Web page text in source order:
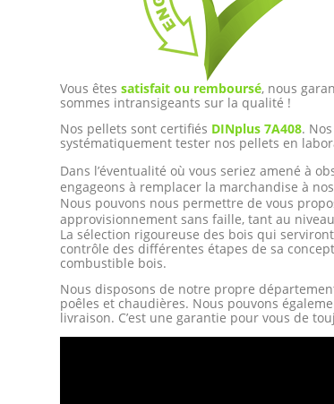
Vous êtes satisfait ou remboursé, nous
sommes intransigeants sur la qualité !
Nos pellets sont certifiés DINplus 7A408.
systématiquement tester nos pellets en
Dans l’éventualité où vous seriez amené à
engageons à remplacer la marchandise à
Nous pouvons nous permettre de vous
approvisionnement sans faille, tant au
La sélection rigoureuse des bois qui
contrôle des différentes étapes de sa
combustible bois.
Nous disposons de notre propre
poêles et chaudières. Nous pouvons
livraison. C’est une garantie pour vous de